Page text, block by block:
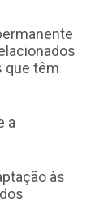
que têm
a
às